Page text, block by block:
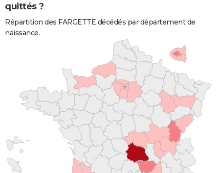
quittés ?
Répartition des FARGETTE décédés par département de
naissance.